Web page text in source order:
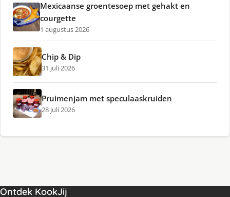
Mexicaanse groentesoep met gehakt en
courgette
1 augustus 2026
Chip & Dip
31 juli 2026
Pruimenjam met speculaaskruiden
28 juli 2026
Ontdek KookJij